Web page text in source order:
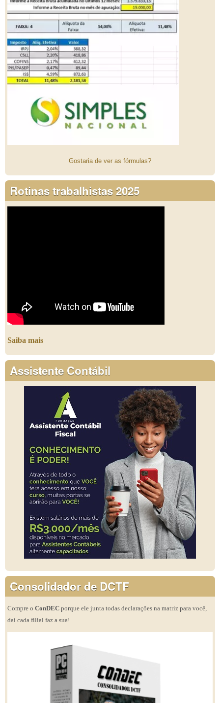
Gostaria de ver as fórmulas?
Rotinas trabalhistas 2025
Saiba mais
Assistente Contábil
Consolidador de DCTF
Compre o ConDEC porque ele junta todas declarações na matriz para você,
daí cada filial faz a sua!